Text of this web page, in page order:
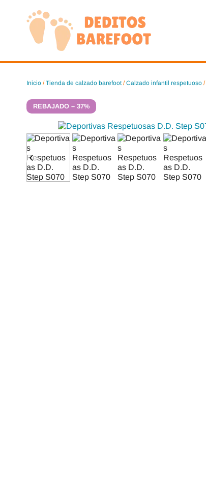
contenido
Inicio /Tienda de calzado barefoot/Calzado infantil respetuoso /
REBAJADO – 37%